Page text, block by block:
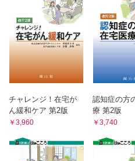
チャレンジ！在宅が
ん緩和ケア 第2版
￥3,960
認知症の方
療 第2版
￥3,740